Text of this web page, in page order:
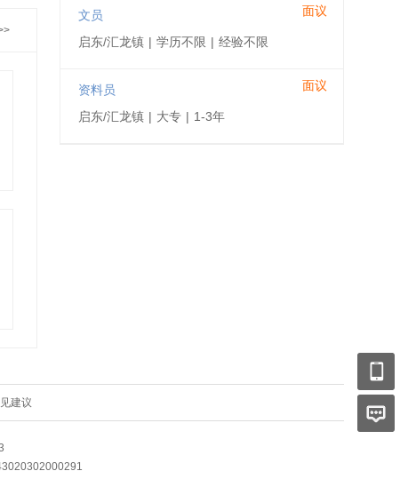
文员 面议
启东/汇龙镇 | 学历不限 | 经验不限
资料员 面议
启东/汇龙镇 | 大专 | 1-3年
建议